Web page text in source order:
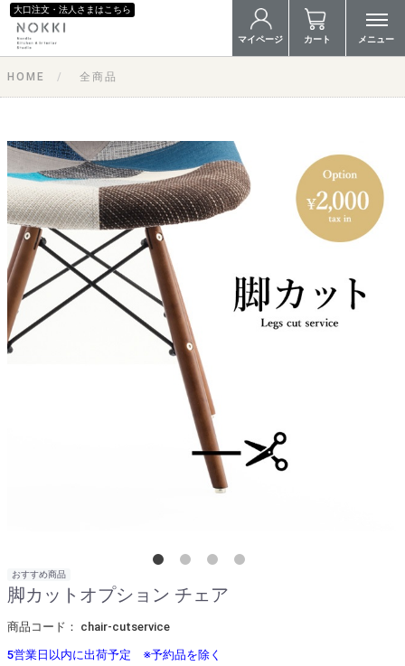
大口注文・法人さまはこちら
マイページ カート メニュー
HOME 全商品
おすすめ商品
脚カットオプション チェア
商品コード： chair-cutservice
5営業日以内に出荷予定 ※予約品を除く